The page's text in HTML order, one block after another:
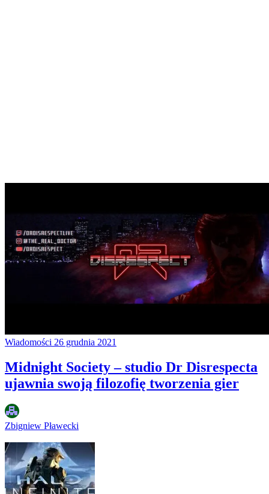
Wiadomości 26 grudnia 2021
Midnight Society – studio Dr Disrespecta
ujawnia swoją filozofię tworzenia gier
Zbigniew Pławecki